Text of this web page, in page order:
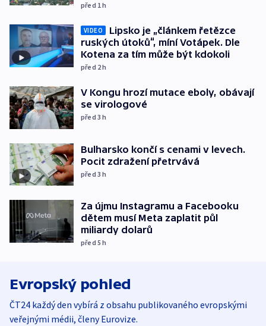
před 1h
VIDEO
Lipsko je „článkem řetězce
ruských útoků“, míní Votápek. Dle
Kotena za tím může být kdokoli
před 2h
V Kongu hrozí mutace eboly, obávají
se virologové
před 3h
Bulharsko končí s cenami v levech.
Pocit zdražení přetrvává
před 3h
Za újmu Instagramu a Facebooku
dětem musí Meta zaplatit půl
miliardy dolarů
před 5h
Evropský pohled
ČT24 každý den vybírá z obsahu publikovaného evropskými
veřejnými médii, členy Eurovize.